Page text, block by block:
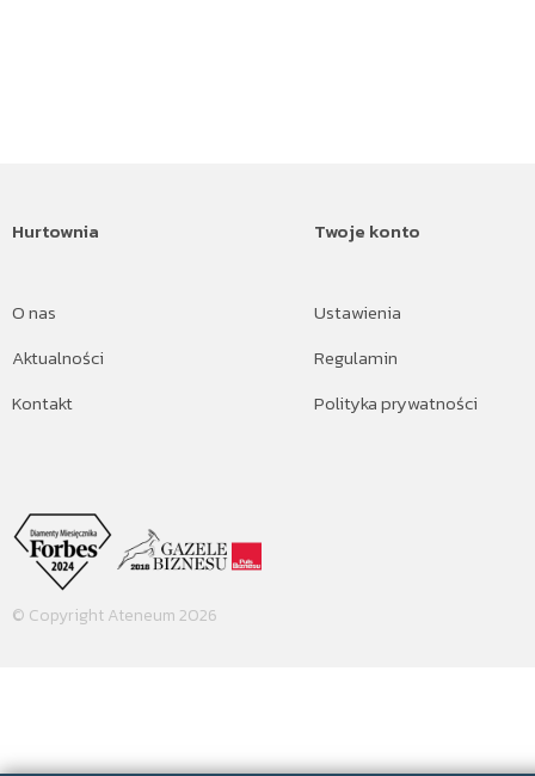
Hurtownia
O nas
Aktualności
Kontakt
Twoje konto
Ustawienia
Regulamin
Polityka prywatności
© Copyright Ateneum 2026